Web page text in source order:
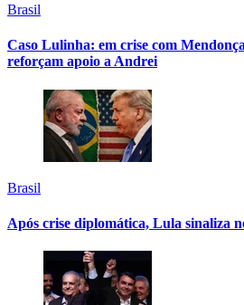
Brasil
Caso Lulinha: em crise com
reforçam apoio a Andrei
Brasil
Após crise diplomática, Lula sinaliza